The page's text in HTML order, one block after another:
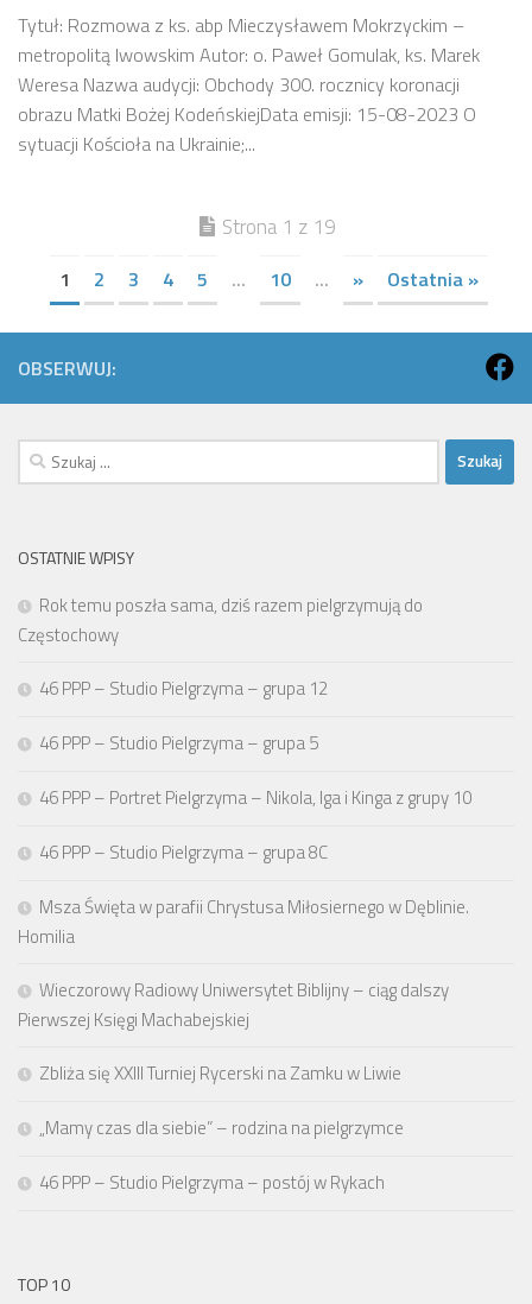
Tytuł: Rozmowa z ks. abp Mieczysławem Mokrzyckim –
metropolitą lwowskim Autor: o. Paweł Gomulak, ks. Marek
Weresa Nazwa audycji: Obchody 300. rocznicy koronacji
obrazu Matki Bożej KodeńskiejData emisji: 15-08-2023 O
sytuacji Kościoła na Ukrainie;...
Strona 1 z 19
1 2 3 4 5 ... 10 ... » Ostatnia »
OBSERWUJ:
Szukaj:
OSTATNIE WPISY
Rok temu poszła sama, dziś razem pielgrzymują do
Częstochowy
46 PPP – Studio Pielgrzyma – grupa 12
46 PPP – Studio Pielgrzyma – grupa 5
46 PPP – Portret Pielgrzyma – Nikola, Iga i Kinga z grupy 10
46 PPP – Studio Pielgrzyma – grupa 8C
Msza Święta w parafii Chrystusa Miłosiernego w Dęblinie.
Homilia
Wieczorowy Radiowy Uniwersytet Biblijny – ciąg dalszy
Pierwszej Księgi Machabejskiej
Zbliża się XXIII Turniej Rycerski na Zamku w Liwie
„Mamy czas dla siebie” – rodzina na pielgrzymce
46 PPP – Studio Pielgrzyma – postój w Rykach
TOP 10